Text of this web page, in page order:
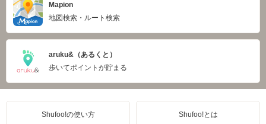
Mapion
地図検索・ルート検索
aruku&（あるくと）
歩いてポイントが貯まる
Shufoo!の使い方 Shufoo!とは